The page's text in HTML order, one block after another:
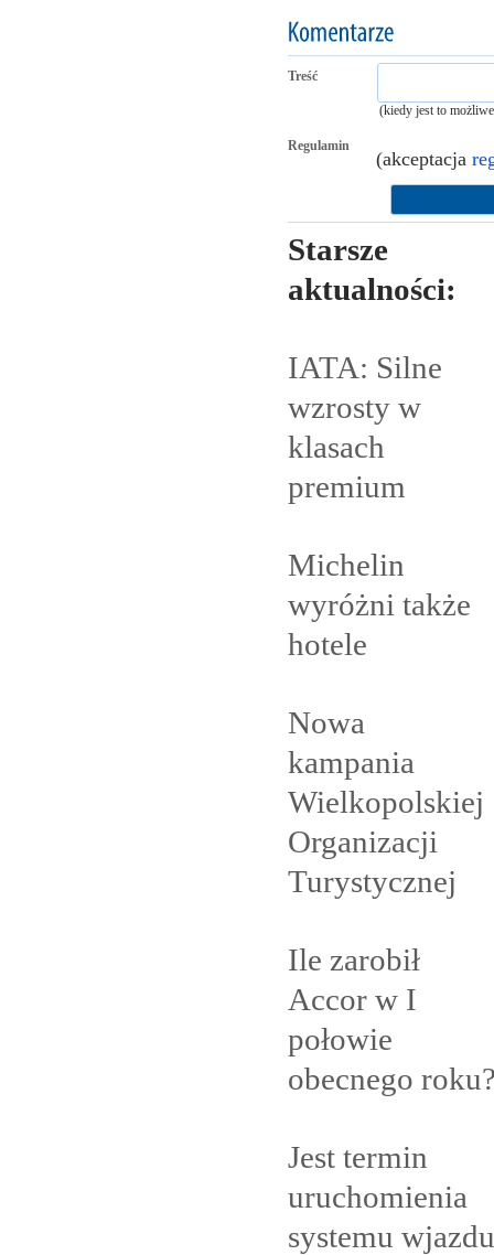
Treść
(kiedy jest to
Regulamin
(akceptacja
Starsze
aktualności:
IATA: Silne
wzrosty w
klasach
premium
Michelin
wyróżni także
hotele
Nowa
kampania
Wielkopolskiej
Organizacji
Turystycznej
Ile zarobił
Accor w I
połowie
obecnego
Jest termin
uruchomienia
systemu wjazdu